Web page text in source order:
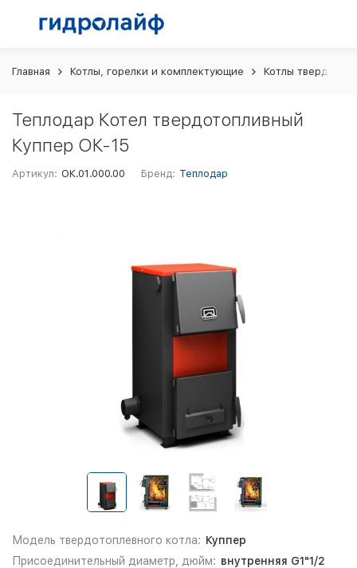
Главная Котлы, горелки и комплектующие Котлы
Теплодар Котел твердотопливный
Куппер ОК-15
Артикул: ОК.01.000.00 Бренд: Теплодар
Модель твердотоплевного котла: Куппер
Присоединительный диаметр, дюйм: внутренняя G1"1/2